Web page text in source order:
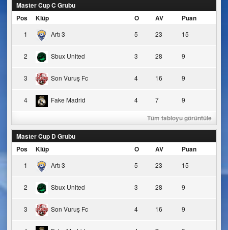
Master Cup C Grubu
Pos
Klüp O AV Puan
1 Artı 3 5 23 15
2 Sbux United 3 28 9
3 Son Vuruş Fc 4 16 9
4 Fake Madrid 4 7 9
Tüm tabloyu görüntüle
Master Cup D Grubu
Pos
Klüp O AV Puan
1 Artı 3 5 23 15
2 Sbux United 3 28 9
3 Son Vuruş Fc 4 16 9